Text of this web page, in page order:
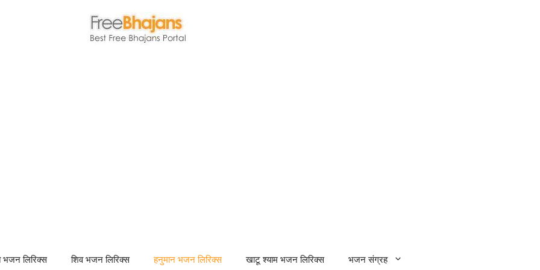
भजन लिरिक्स शिव भजन लिरिक्स हनुमान भजन लिरिक्स खाटू श्याम भजन लिरिक्स भजन संग्रह